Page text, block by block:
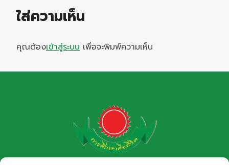
ใส่ความเห็น
คุณต้องเข้าสู่ระบบ เพื่อจะพิมพ์ความเห็น